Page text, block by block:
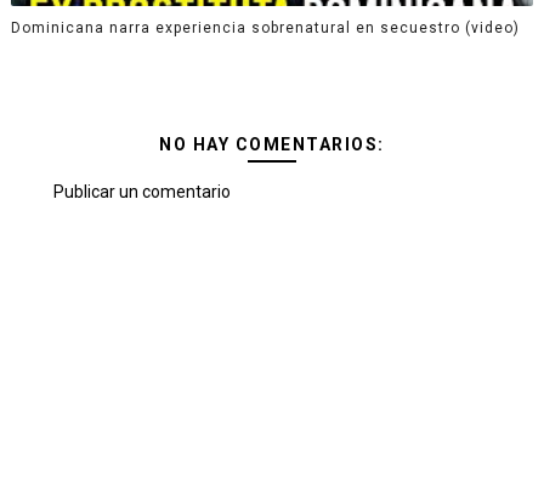
Dominicana narra experiencia sobrenatural en secuestro (video)
NO HAY COMENTARIOS:
Publicar un comentario